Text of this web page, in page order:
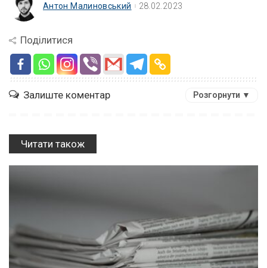
Антон Малиновський 28.02.2023
Поділитися
Залиште коментар Розгорнути ▼
Читати також